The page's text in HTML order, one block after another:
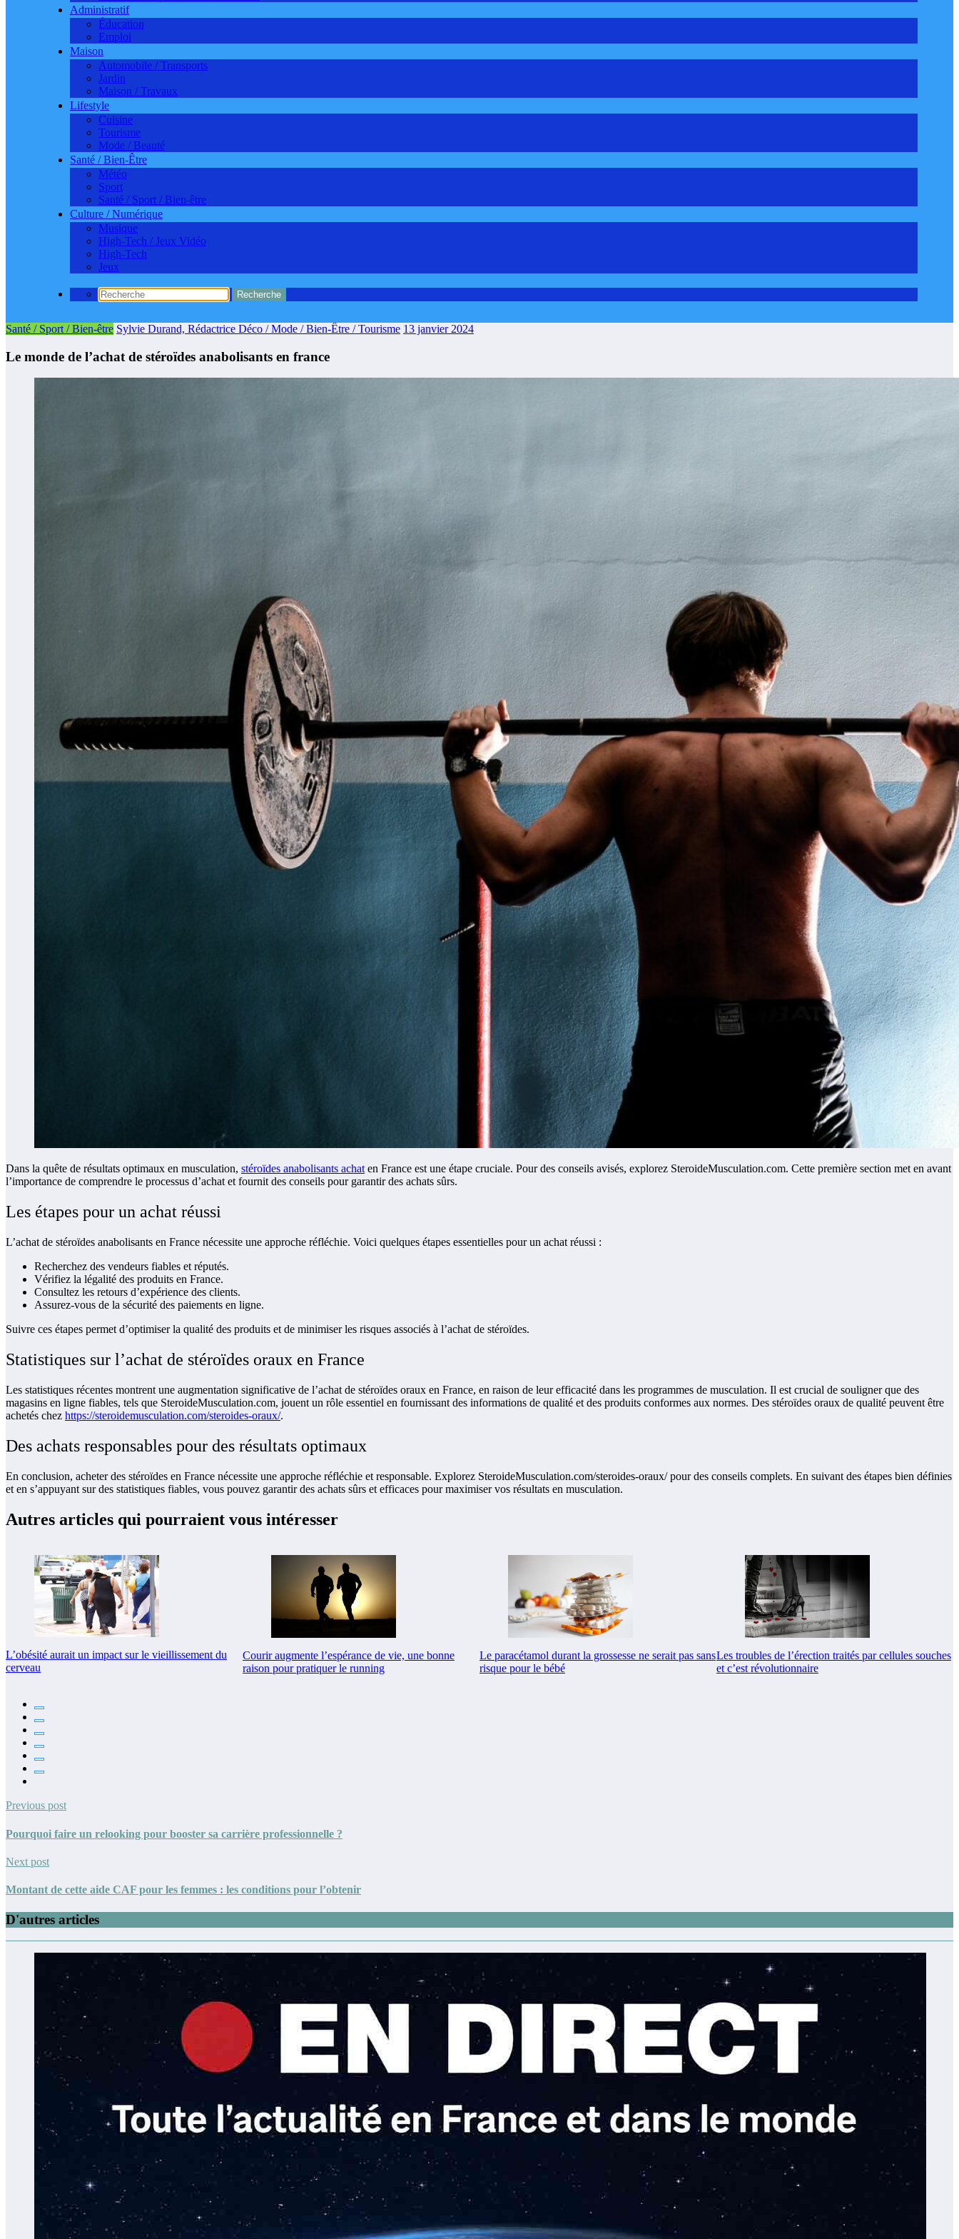
Administratif
Éducation
Emploi
Maison
Automobile / Transports
Jardin
Maison / Travaux
Lifestyle
Cuisine
Tourisme
Mode / Beauté
Santé / Bien-Être
Météo
Sport
Santé / Sport / Bien-être
Culture / Numérique
Musique
High-Tech / Jeux Vidéo
High-Tech
Jeux
Santé / Sport / Bien-être Sylvie Durand, Rédactrice Déco / Mode / Bien-Être / Tourisme 13 janvier 2024
Le monde de l’achat de stéroïdes anabolisants en france
Dans la quête de résultats optimaux en musculation, stéroïdes anabolisants achaten France est une étape cruciale. Pour des conseils avisés, explorez SteroideMusculation.com. Cette première section met en avant
l’importance de comprendre le processus d’achat et fournit des conseils pour garantir des achats sûrs.
Les étapes pour un achat réussi
L’achat de stéroïdes anabolisants en France nécessite une approche réfléchie. Voici quelques étapes essentielles pour un achat réussi :
Recherchez des vendeurs fiables et réputés.
Vérifiez la légalité des produits en France.
Consultez les retours d’expérience des clients.
Assurez-vous de la sécurité des paiements en ligne.
Suivre ces étapes permet d’optimiser la qualité des produits et de minimiser les risques associés à l’achat de stéroïdes.
Statistiques sur l’achat de stéroïdes oraux en France
Les statistiques récentes montrent une augmentation significative de l’achat de stéroïdes oraux en France, en raison de leur efficacité dans les programmes de musculation. Il est crucial de souligner que des
magasins en ligne fiables, tels que SteroideMusculation.com, jouent un rôle essentiel en fournissant des informations de qualité et des produits conformes aux normes. Des stéroïdes oraux de qualité peuvent être
achetés chez https://steroidemusculation.com/steroides-oraux/.
Des achats responsables pour des résultats optimaux
En conclusion, acheter des stéroïdes en France nécessite une approche réfléchie et responsable. Explorez SteroideMusculation.com/steroides-oraux/ pour des conseils complets. En suivant des étapes bien définies
et en s’appuyant sur des statistiques fiables, vous pouvez garantir des achats sûrs et efficaces pour maximiser vos résultats en musculation.
Autres articles qui pourraient vous intéresser
L’obésité aurait un impact sur le vieillissement du
cerveau
Courir augmente l’espérance de vie, une bonne
raison pour pratiquer le running
Le paracétamol durant la grossesse ne serait pas sans
risque pour le bébé
Les troubles de l’érection traités par cellules souches
et c’est révolutionnaire
Previous post
Pourquoi faire un relooking pour booster sa carrière professionnelle ?
Next post
Montant de cette aide CAF pour les femmes : les conditions pour l’obtenir
D'autres articles